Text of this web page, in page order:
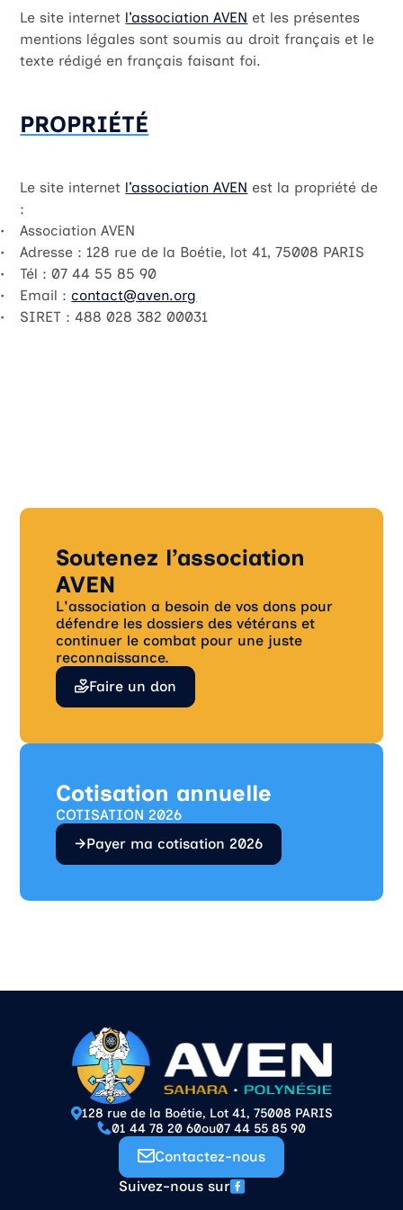
Le site internet l’association AVEN et les présentes
mentions légales sont soumis au droit français et le
texte rédigé en français faisant foi.
PROPRIÉTÉ
Le site internet l’association AVEN est la propriété de
:
Association AVEN
Adresse : 128 rue de la Boétie, lot 41, 75008 PARIS
Tél : 07 44 55 85 90
Email : contact@aven.org
SIRET : 488 028 382 00031
Soutenez l’association
AVEN
L'association a besoin de vos dons pour
défendre les dossiers des vétérans et
continuer le combat pour une juste
reconnaissance.
Faire un don
Cotisation annuelle
COTISATION 2026
Payer ma cotisation 2026
128 rue de la Boétie, Lot 41, 75008 PARIS
01 44 78 20 60ou07 44 55 85 90
Contactez-nous
Suivez-nous sur